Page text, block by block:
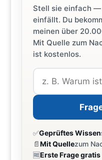
Stell sie einfach —
einfällt. Du
meinen über
Mit Quelle zum
ist kostenlos.
✅Geprüftes Wissen
📄Mit Quellezum
🆓Erste Frage gratis